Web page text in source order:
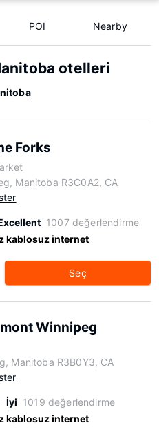
POI Nearby
otelleri
Forks
Manitoba R3C0A2, CA
1007 değerlendirme
kablosuz internet
Seç
Winnipeg
Manitoba R3B0Y3, CA
İyi 1019 değerlendirme
kablosuz internet